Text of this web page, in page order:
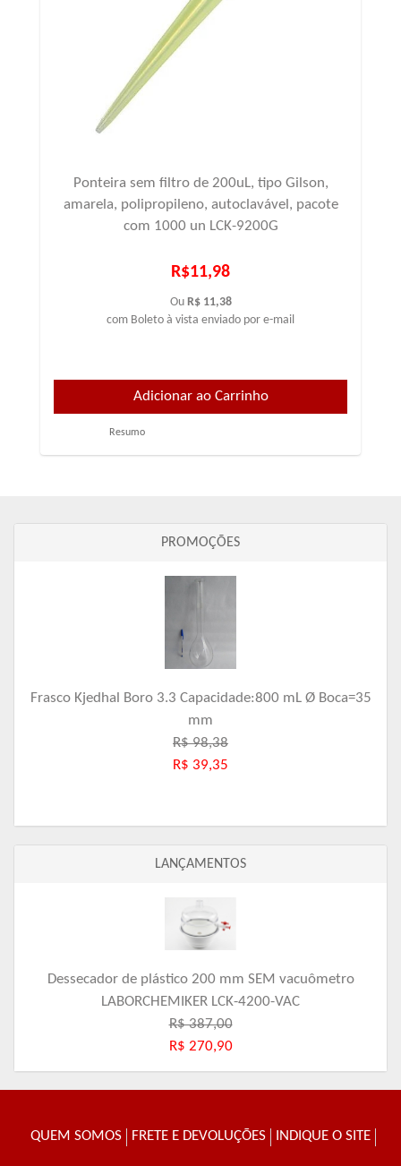
Ponteira sem filtro de 200uL, tipo Gilson,
amarela, polipropileno, autoclavável, pacote
com 1000 un LCK-9200G
R$11,98
Ou R$ 11,38
com Boleto à vista enviado por e-mail
Resumo
PROMOÇÕES
Frasco Kjedhal Boro 3.3 Capacidade:800 mL Ø Boca=35
mm
R$ 98,38
R$ 39,35
LANÇAMENTOS
Dessecador de plástico 200 mm SEM vacuômetro
LABORCHEMIKER LCK-4200-VAC
R$ 387,00
R$ 270,90
QUEM SOMOS FRETE E DEVOLUÇÕES INDIQUE O SITE